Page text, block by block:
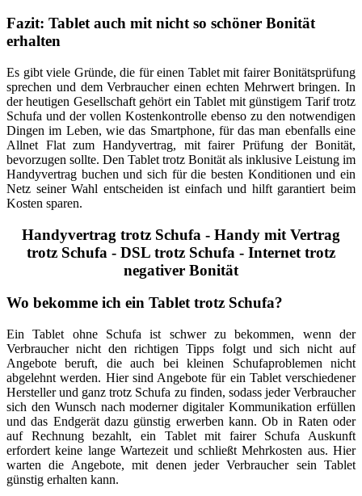
Fazit: Tablet auch mit nicht so schöner Bonität
erhalten
Es gibt viele Gründe, die für einen Tablet mit fairer Bonitätsprüfung
sprechen und dem Verbraucher einen echten Mehrwert bringen. In
der heutigen Gesellschaft gehört ein Tablet mit günstigem Tarif trotz
Schufa und der vollen Kostenkontrolle ebenso zu den notwendigen
Dingen im Leben, wie das Smartphone, für das man ebenfalls eine
Allnet Flat zum Handyvertrag, mit fairer Prüfung der Bonität,
bevorzugen sollte. Den Tablet trotz Bonität als inklusive Leistung im
Handyvertrag buchen und sich für die besten Konditionen und ein
Netz seiner Wahl entscheiden ist einfach und hilft garantiert beim
Kosten sparen.
Handyvertrag trotz Schufa - Handy mit Vertrag
trotz Schufa - DSL trotz Schufa - Internet trotz
negativer Bonität
Wo bekomme ich ein Tablet trotz Schufa?
Ein Tablet ohne Schufa ist schwer zu bekommen, wenn der
Verbraucher nicht den richtigen Tipps folgt und sich nicht auf
Angebote beruft, die auch bei kleinen Schufaproblemen nicht
abgelehnt werden. Hier sind Angebote für ein Tablet verschiedener
Hersteller und ganz trotz Schufa zu finden, sodass jeder Verbraucher
sich den Wunsch nach moderner digitaler Kommunikation erfüllen
und das Endgerät dazu günstig erwerben kann. Ob in Raten oder
auf Rechnung bezahlt, ein Tablet mit fairer Schufa Auskunft
erfordert keine lange Wartezeit und schließt Mehrkosten aus. Hier
warten die Angebote, mit denen jeder Verbraucher sein Tablet
günstig erhalten kann.